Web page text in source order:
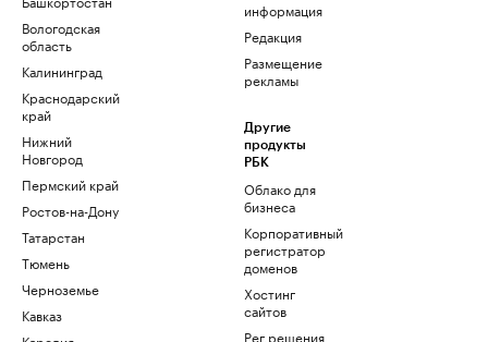
Вологодская
область
Калининград
Краснодарский
край
Нижний
Новгород
Пермский край
Ростов-на-Дону
Татарстан
Тюмень
Черноземье
Кавказ
информация
Редакция
Размещение
рекламы
Другие
продукты
РБК
Облако для
бизнеса
Корпоративный
регистратор
доменов
Хостинг
сайтов
Рег.решения